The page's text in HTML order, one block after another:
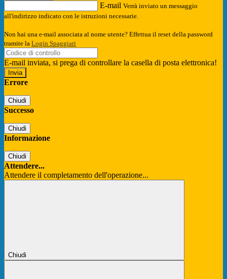
E-mail Verrà inviato un messaggio
all'indirizzo indicato con le istruzioni necessarie.
Non hai una e-mail associata al nome utente? Effettua il reset della password
tramite la Login Spaggiari
E-mail inviata, si prega di controllare la casella di posta elettronica!
Errore
Chiudi
Successo
Chiudi
Informazione
Chiudi
Attendere...
Attendere il completamento dell'operazione...
Chiudi